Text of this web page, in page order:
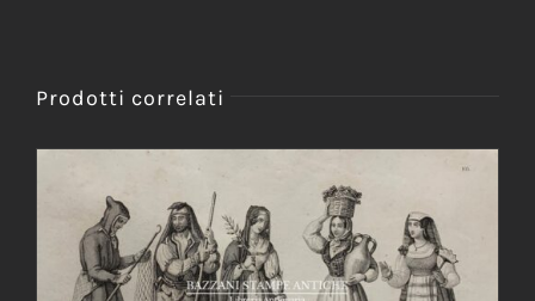
Prodotti correlati